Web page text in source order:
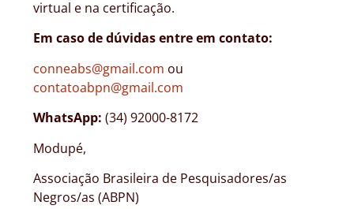
virtual e na certificação.
Em caso de dúvidas entre em contato:
conneabs@gmail.com ou
contatoabpn@gmail.com
WhatsApp: (34) 92000-8172
Modupé,
Associação Brasileira de Pesquisadores/as
Negros/as (ABPN)